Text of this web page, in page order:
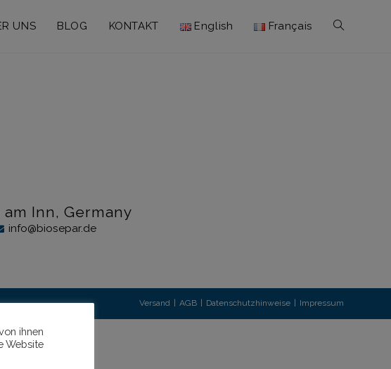
UNS BLOG KONTAKT English Français
Inn, Germany
info@biosepar.de
Versand AGB Datenschutzhinweise Impressum
ihnen
Website